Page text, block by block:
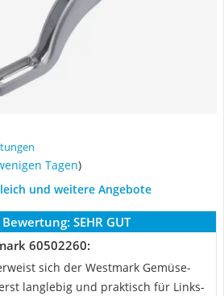
Tagen)
und weitere Angebote
Bewertung: SEHR GUT
60502260:
sich der Westmark Gemüse-
langlebig und praktisch für Links-